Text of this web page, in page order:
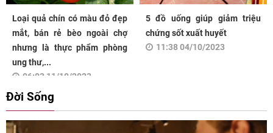
Loại quả chín có màu đỏ đẹp
mắt, bán rẻ bèo ngoài chợ
nhưng là thực phẩm phòng
ung thư,...
06:03 11/10/2023
5 đồ uống giúp giảm triệu
chứng sốt xuất huyết
11:38 04/10/2023
Đời Sống